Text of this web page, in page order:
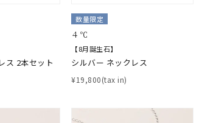
ス 2本セット
数量限定
４℃
【8月誕生石】
シルバー ネックレス
¥19,800(tax in)